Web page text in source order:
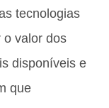
tecnologias
o valor dos
disponíveis e
que